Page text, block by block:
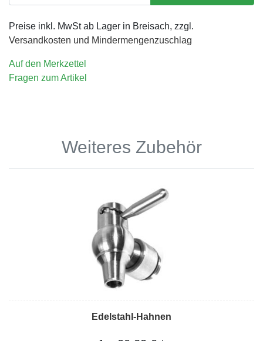
Preise inkl. MwSt ab Lager in Breisach, zzgl.
Versandkosten und Mindermengenzuschlag
Auf den Merkzettel
Fragen zum Artikel
Weiteres Zubehör
Edelstahl-Hahnen